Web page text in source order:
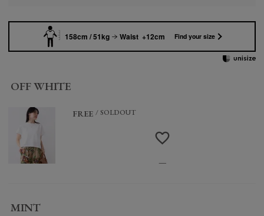
158cm / 51kg Waist +12cm Find your size
OFF WHITE
FREE SOLDOUT
—
MINT